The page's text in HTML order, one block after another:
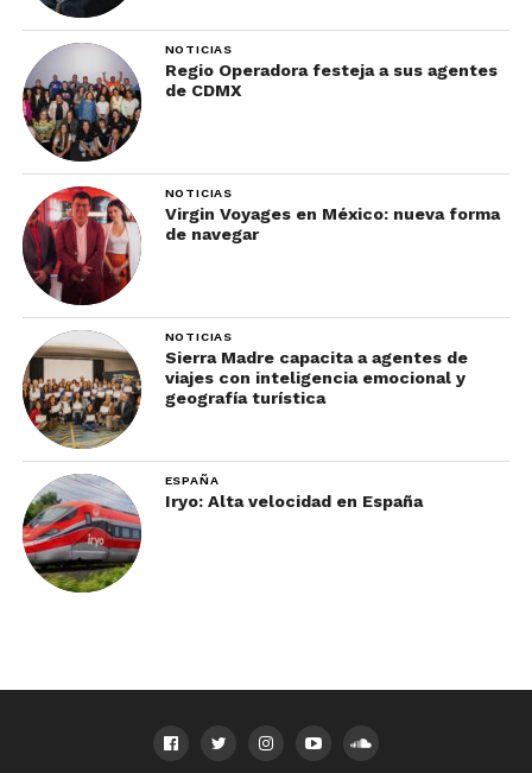
NOTICIAS
Regio Operadora festeja a sus agentes
de CDMX
NOTICIAS
Virgin Voyages en México: nueva forma
de navegar
NOTICIAS
Sierra Madre capacita a agentes de
viajes con inteligencia emocional y
geografía turística
ESPAÑA
Iryo: Alta velocidad en España